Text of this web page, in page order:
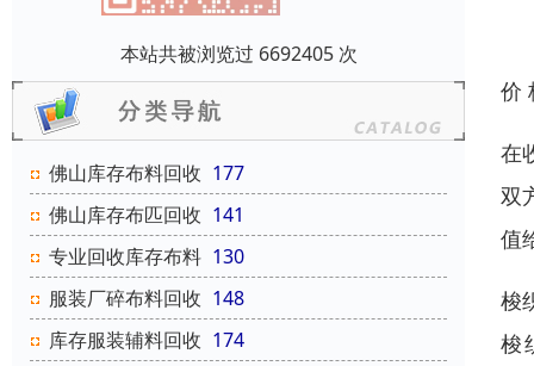
本站共被浏览过 6692405 次
佛山库存布料回收 177
佛山库存布匹回收 141
专业回收库存布料 130
服装厂碎布料回收 148
库存服装辅料回收 174
价
在
双
值
梭
梭